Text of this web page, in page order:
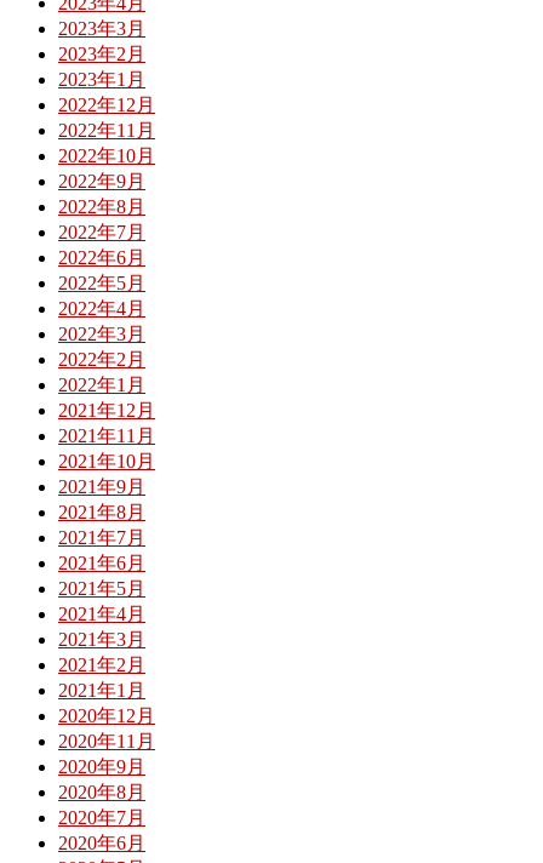
2023年3月
2023年2月
2023年1月
2022年12月
2022年11月
2022年10月
2022年9月
2022年8月
2022年7月
2022年6月
2022年5月
2022年4月
2022年3月
2022年2月
2022年1月
2021年12月
2021年11月
2021年10月
2021年9月
2021年8月
2021年7月
2021年6月
2021年5月
2021年4月
2021年3月
2021年2月
2021年1月
2020年12月
2020年11月
2020年9月
2020年8月
2020年7月
2020年6月